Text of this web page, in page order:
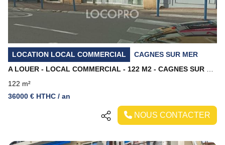
LOCATION LOCAL COMMERCIAL
CAGNES SUR MER
122 m²
36000 € HTHC / an
NOUS CONTACTER